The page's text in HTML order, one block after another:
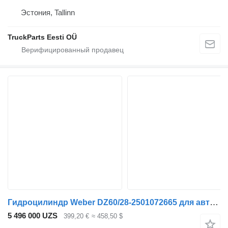
Эстония, Tallinn
TruckParts Eesti OÜ
Гидроцилиндр Weber DZ60/28-2501072665 для автобуса MAN LIONS CITY (01.04-)
5 496 000 UZS 399,20 € ≈ 458,50 $